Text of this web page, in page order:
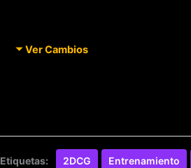
Ver Cambios
Etiquetas: 2DCG Entrenamiento